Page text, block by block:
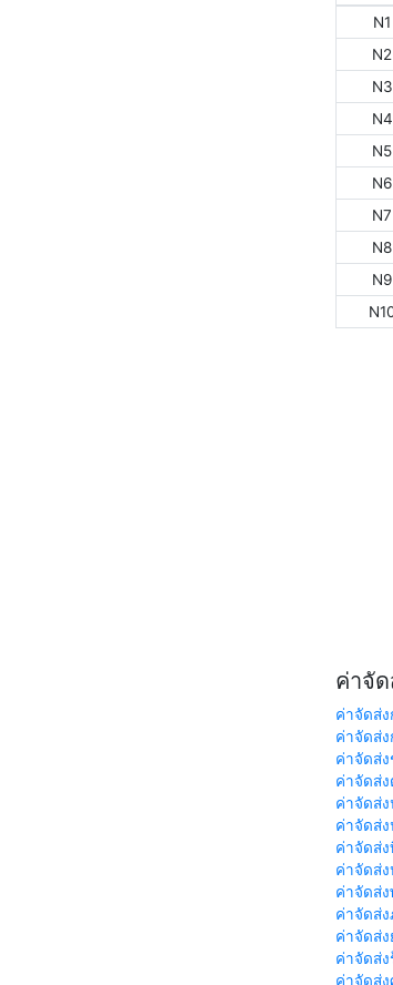
N1
N2
N3
N4
N5
N6
N7
N8
N9
ค่าจั
ค่าจัดส่ง
ค่าจัดส่ง
ค่าจัดส่
ค่าจัดส่ง
ค่าจัดส่
ค่าจัดส่
ค่าจัดส่
ค่าจัดส่
ค่าจัดส่ง
ค่าจัดส่ง
ค่าจัดส่ง
ค่าจัดส่ง
ค่าจัดส่ง